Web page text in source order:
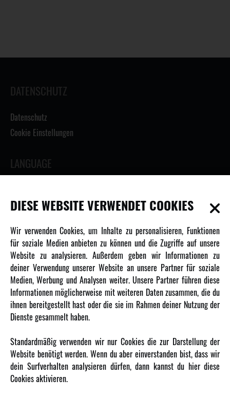
DATENSCHUTZ
Datenschutz
Cookie Einstellungen
LANGUAGE
INFORMATIONEN
Newsletter
Über uns
Karriere
Amewi Kataloge
AMXRacing - Qualitäts RC-Zubehör
Amewi Construction - Nutzfahrzeuge
DIESE WEBSITE VERWENDET COOKIES
Wir verwenden Cookies, um Inhalte zu personalisieren, Funktionen
für soziale Medien anbieten zu können und die Zugriffe auf unsere
Website zu analysieren. Außerdem geben wir Informationen zu
deiner Verwendung unserer Website an unsere Partner für soziale
Medien, Werbung und Analysen weiter. Unsere Partner führen diese
Informationen möglicherweise mit weiteren Daten zusammen, die du
ihnen bereitgestellt hast oder die sie im Rahmen deiner Nutzung der
Dienste gesammelt haben.
Standardmäßig verwenden wir nur Cookies die zur Darstellung der
Website benötigt werden. Wenn du aber einverstanden bist, dass wir
dein Surfverhalten analysieren dürfen, dann kannst du hier diese
Cookies aktivieren.